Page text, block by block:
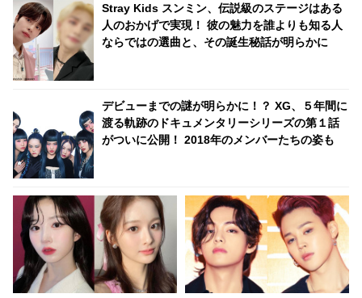
Stray Kids スンミン、伝説級のステージはある
人のおかげで実現！ 彼の魅力を誰よりも知る人
ならではの選曲と、その誕生秘話が明らかに
デビューまでの謎が明らかに！？ XG、５年間に
渡る軌跡のドキュメンタリーシリーズの第１話
がついに公開！ 2018年のメンバーたちの姿も